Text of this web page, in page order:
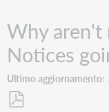
Why aren't
Notices
Ultimo aggiornamento